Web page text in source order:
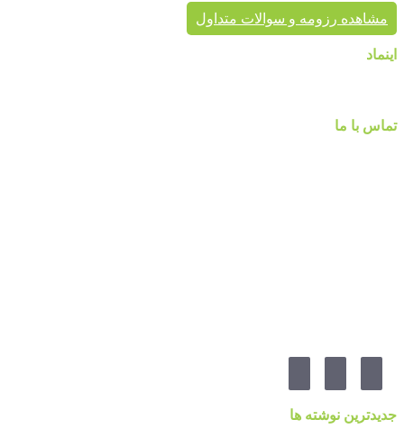
مشاهده رزومه و سوالات متداول
اینماد
تماس با ما
جدیدترین نوشته ها